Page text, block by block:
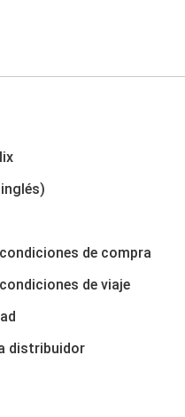
de compra
de viaje
distribuidor